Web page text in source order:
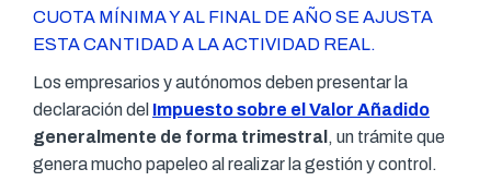
CUOTA MÍNIMA Y AL FINAL DE AÑO SE AJUSTA
ESTA CANTIDAD A LA ACTIVIDAD REAL.
Los empresarios y autónomos deben presentar la
declaración del Impuesto sobre el Valor Añadido
generalmente de forma trimestral , un trámite que
genera mucho papeleo al realizar la gestión y control.